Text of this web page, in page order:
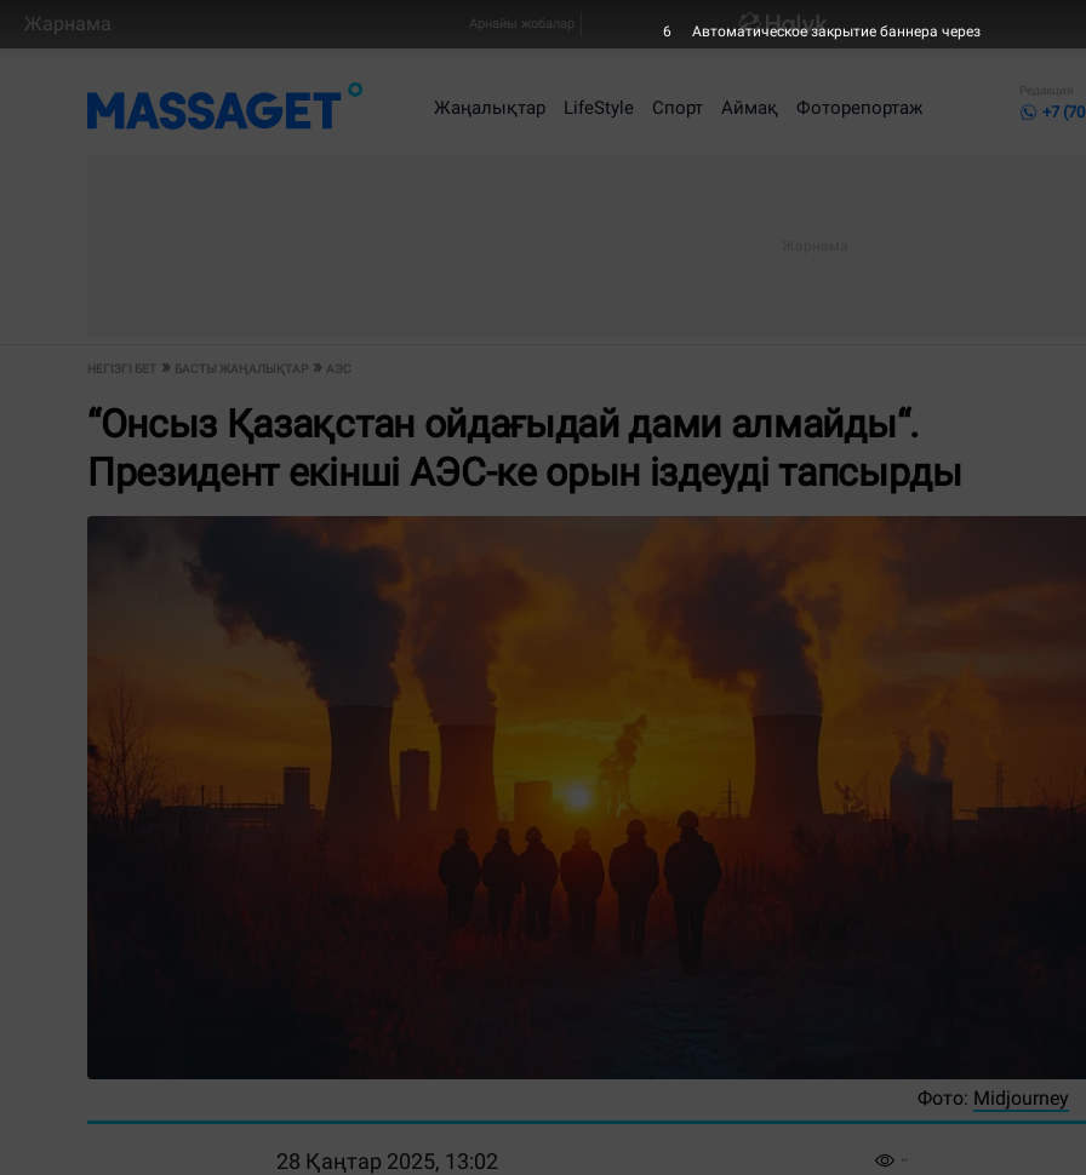
Жарнама Арнайы жобалар
Жаңалықтар LifeStyle Спорт Аймақ Фоторепортаж
Редакция
+7
НЕГІЗГІ БЕТ БАСТЫ ЖАҢАЛЫҚТАР АЭС
“Онсыз Қазақстан ойдағыдай дами алмайды“.
Президент екінші АЭС-ке орын іздеуді тапсырды
Фото: Midjourney
28 Қаңтар 2025, 13:02
5 Автоматическое закрытие баннера через